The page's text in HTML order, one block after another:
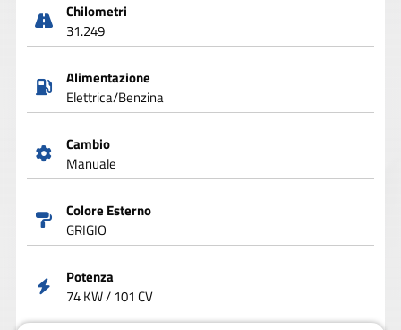
Chilometri
31.249
Alimentazione
Elettrica/Benzina
Cambio
Manuale
Colore Esterno
GRIGIO
Potenza
74 KW / 101 CV